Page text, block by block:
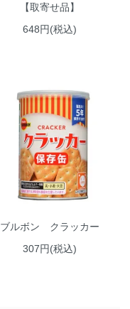
【取寄せ品】
648円(税込)
ブルボン クラッカー
307円(税込)